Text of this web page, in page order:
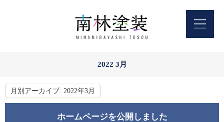
2022 3月
月別アーカイブ: 2022年3月
ホームページを公開しました